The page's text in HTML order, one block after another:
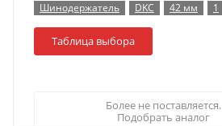
Шинодержатель DKC 42 мм 1
Таблица выбора
Более не поставляется.
Подобрать аналог